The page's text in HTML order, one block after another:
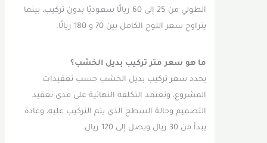
الطولي من 25 إلى 60 ريالًا سعوديًا بدون تركيب، بينما
يتراوح سعر اللوح الكامل بين 70 و 180 ريالًا.
ما هو سعر متر تركيب بديل الخشب؟
يحدد سعر تركيب بديل الخشب حسب تعقيدات
المشروع، وتعتمد التكلفة النهائية على مدى تعقيد
التصميم وحالة السطح الذي يتم التركيب عليه، وعادة
يبدأ من 30 ريال ويصل إلى 120 ريال.